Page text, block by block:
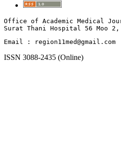
Office of Academic Medical
Surat Thani Hospital 56 Moo
Email : region11med@gmail.com
ISSN 3088-2435 (Online)